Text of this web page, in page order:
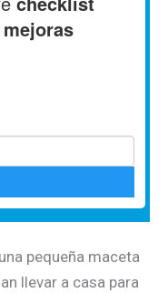
pequeña maceta
llevar a casa para